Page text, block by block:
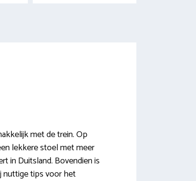
met de trein. Op
lekkere stoel met meer
in Duitsland. Bovendien is
nuttige tips voor het